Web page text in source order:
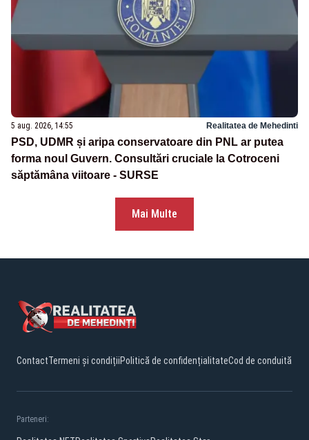
5 aug. 2026, 14:55 Realitatea de Mehedinti
PSD, UDMR și aripa conservatoare din PNL ar putea
forma noul Guvern. Consultări cruciale la Cotroceni
săptămâna viitoare - SURSE
Mai Multe
ContactTermeni și condițiiPolitică de confidențialitateCod de conduită
Parteneri: